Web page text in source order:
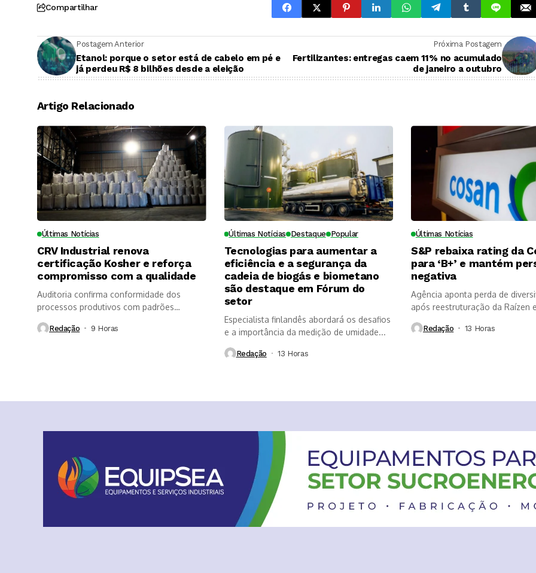
Compartilhar
Postagem Anterior
Etanol: porque o setor está de cabelo em pé e
já perdeu R$ 8 bilhões desde a eleição
Próxima Postagem
Fertilizantes: entregas caem 11% no acumulado
de janeiro a outubro
Artigo Relacionado
Últimas Notícias
CRV Industrial renova
certificação Kosher e reforça
compromisso com a qualidade
Auditoria confirma conformidade dos
processos produtivos com padrões
Redação 9 Horas ⁮
Últimas Notícias Destaque Popular
Tecnologias para aumentar a
eficiência e a segurança da
cadeia de biogás e biometano
são destaque em Fórum do
setor
Especialista finlandês abordará os desafios
e a importância da medição de umidade...
Redação 13 Horas ⁮
Últimas Notícias
S&P rebaixa rating da
para ‘B+’ e mantém
negativa
Agência aponta perda de
após reestruturação da Raízen
Redação 13 Horas ⁮